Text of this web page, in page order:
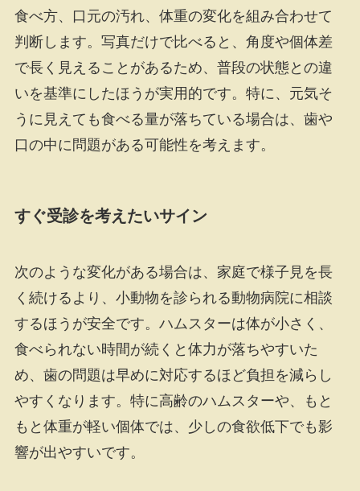
食べ方、口元の汚れ、体重の変化を組み合わせて
判断します。写真だけで比べると、角度や個体差
で長く見えることがあるため、普段の状態との違
いを基準にしたほうが実用的です。特に、元気そ
うに見えても食べる量が落ちている場合は、歯や
口の中に問題がある可能性を考えます。
すぐ受診を考えたいサイン
次のような変化がある場合は、家庭で様子見を長
く続けるより、小動物を診られる動物病院に相談
するほうが安全です。ハムスターは体が小さく、
食べられない時間が続くと体力が落ちやすいた
め、歯の問題は早めに対応するほど負担を減らし
やすくなります。特に高齢のハムスターや、もと
もと体重が軽い個体では、少しの食欲低下でも影
響が出やすいです。